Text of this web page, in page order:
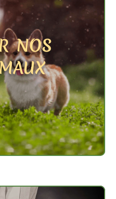
nos